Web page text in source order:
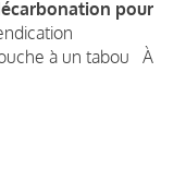
pour
à un tabou À